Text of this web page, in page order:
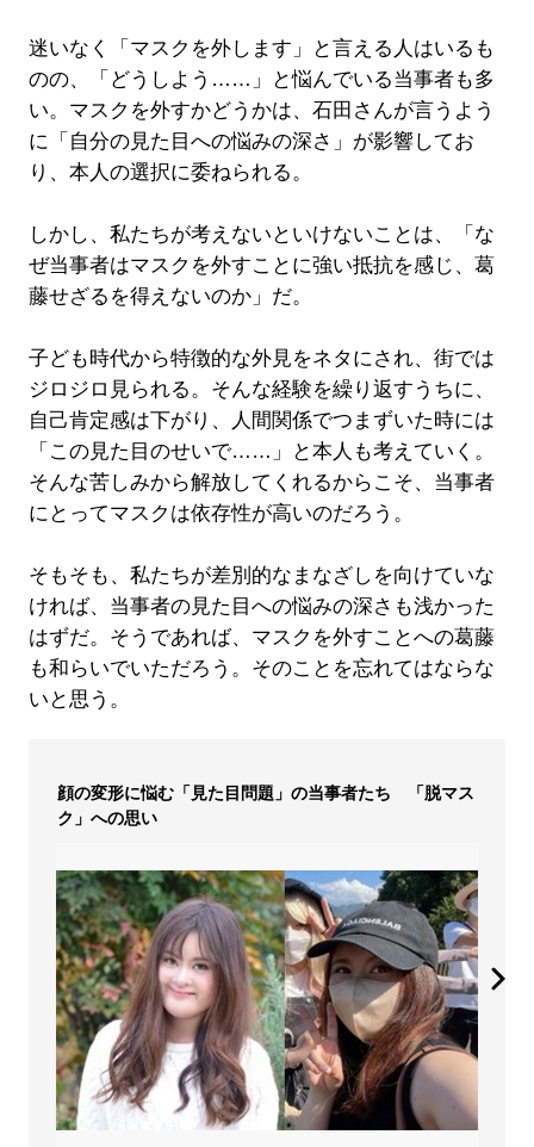
迷いなく「マスクを外します」と言える人はいるも
のの、「どうしよう……」と悩んでいる当事者も多
い。マスクを外すかどうかは、石田さんが言うよう
に「自分の見た目への悩みの深さ」が影響してお
り、本人の選択に委ねられる。
しかし、私たちが考えないといけないことは、「な
ぜ当事者はマスクを外すことに強い抵抗を感じ、葛
藤せざるを得えないのか」だ。
子ども時代から特徴的な外見をネタにされ、街では
ジロジロ見られる。そんな経験を繰り返すうちに、
自己肯定感は下がり、人間関係でつまずいた時には
「この見た目のせいで……」と本人も考えていく。
そんな苦しみから解放してくれるからこそ、当事者
にとってマスクは依存性が高いのだろう。
そもそも、私たちが差別的なまなざしを向けていな
ければ、当事者の見た目への悩みの深さも浅かった
はずだ。そうであれば、マスクを外すことへの葛藤
も和らいでいただろう。そのことを忘れてはならな
いと思う。
顔の変形に悩む「見た目問題」の当事者たち 「脱マス
ク」への思い